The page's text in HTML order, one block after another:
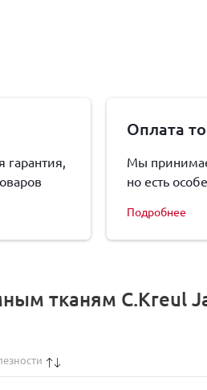
гарантия,
Оплата
Мы
но есть
Подробнее
тканям C.Kreul